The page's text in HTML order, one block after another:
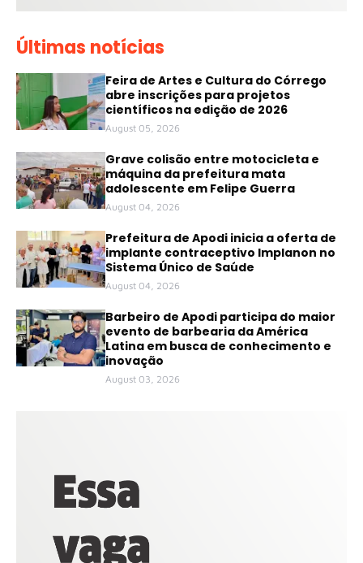
Últimas notícias
Feira de Artes e Cultura do Córrego
abre inscrições para projetos
científicos na edição de 2026
August 05, 2026
Grave colisão entre motocicleta e
máquina da prefeitura mata
adolescente em Felipe Guerra
August 04, 2026
Prefeitura de Apodi inicia a oferta de
implante contraceptivo Implanon no
Sistema Único de Saúde
August 04, 2026
Barbeiro de Apodi participa do maior
evento de barbearia da América
Latina em busca de conhecimento e
inovação
August 03, 2026